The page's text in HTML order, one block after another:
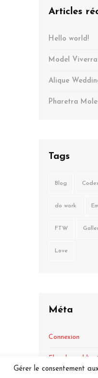
Gérer le consentement
Articles
Hello world!
Model
Alique
Pharetra
Tags
Blog
do work
FTW
Love
Méta
Connexion
Flux des